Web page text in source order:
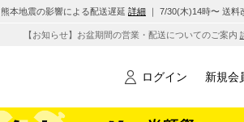
熊本地震の影響による配送遅延 詳細 ｜ 7/30(木)14時〜 送料
【お知らせ】お盆期間の営業・配送についてのご案内
ログイン 新規会